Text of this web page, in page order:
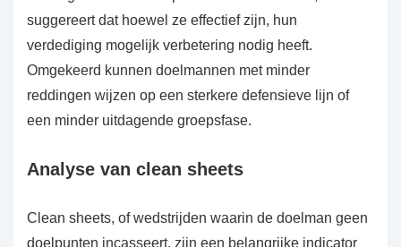
suggereert dat hoewel ze effectief zijn, hun
verdediging mogelijk verbetering nodig heeft.
Omgekeerd kunnen doelmannen met minder
reddingen wijzen op een sterkere defensieve lijn of
een minder uitdagende groepsfase.
Analyse van clean sheets
Clean sheets, of wedstrijden waarin de doelman geen
doelpunten incasseert, zijn een belangrijke indicator